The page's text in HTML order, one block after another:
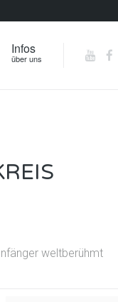
Infos
über uns
weltberühmt